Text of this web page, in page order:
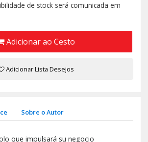
de stock será comunicada em
Adicionar ao Cesto
Adicionar Lista Desejos
Sobre o Autor
que impulsará su negocio